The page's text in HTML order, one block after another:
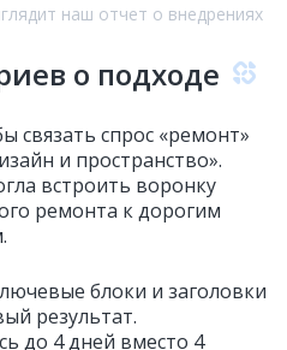
наш отчет о внедрениях
о подходе
связать спрос «ремонт»
и пространство».
встроить воронку
ремонта к дорогим
блоки и заголовки
результат.
до 4 дней вместо 4